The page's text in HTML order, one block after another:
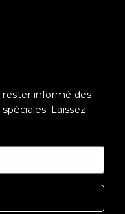
informé des
Laissez